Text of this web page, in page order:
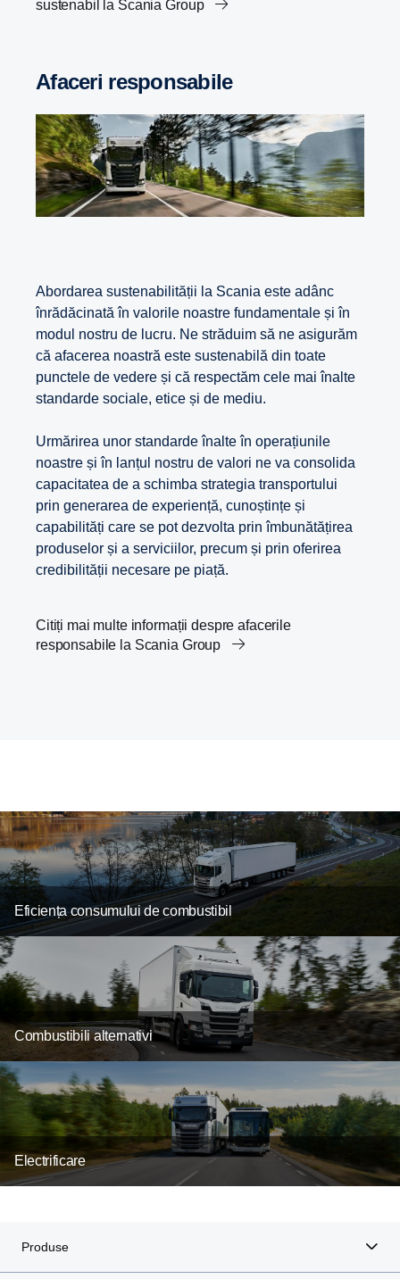
sustenabil la Scania Group
Afaceri responsabile
Abordarea sustenabilității la Scania este adânc
înrădăcinată în valorile noastre fundamentale și în
modul nostru de lucru. Ne străduim să ne asigurăm
că afacerea noastră este sustenabilă din toate
punctele de vedere și că respectăm cele mai înalte
standarde sociale, etice și de mediu.
Urmărirea unor standarde înalte în operațiunile
noastre și în lanțul nostru de valori ne va consolida
capacitatea de a schimba strategia transportului
prin generarea de experiență, cunoștințe și
capabilități care se pot dezvolta prin îmbunătățirea
produselor și a serviciilor, precum și prin oferirea
credibilității necesare pe piață.
Citiți mai multe informații despre afacerile
responsabile la Scania Group
Eficiența consumului de combustibil
Combustibili alternativi
Electrificare
Produse